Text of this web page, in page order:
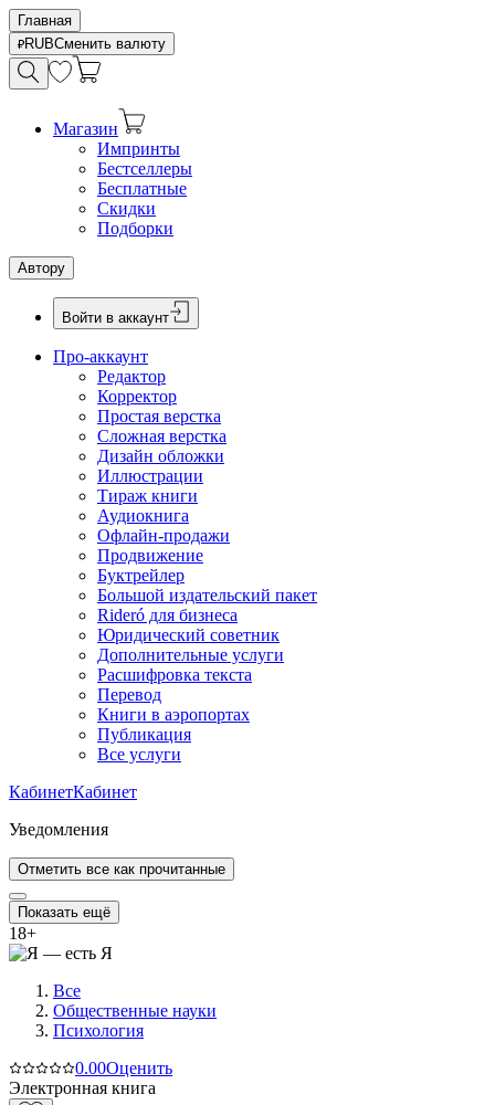
Главная
RUBСменить валюту
Магазин
Импринты
Бестселлеры
Бесплатные
Скидки
Подборки
Автору
Войти в аккаунт
Про-аккаунт
Редактор
Корректор
Простая верстка
Сложная верстка
Дизайн обложки
Иллюстрации
Тираж книги
Аудиокнига
Офлайн-продажи
Продвижение
Буктрейлер
Большой издательский пакет
Rideró для бизнеса
Юридический советник
Дополнительные услуги
Расшифровка текста
Перевод
Книги в аэропортах
Публикация
Все услуги
КабинетКабинет
Уведомления
Отметить все как прочитанные
Показать ещё
18+
Все
Общественные науки
Психология
0.00Оценить
Электронная книга